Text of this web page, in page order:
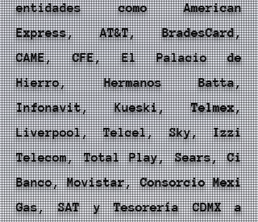
entidades como American
Express, AT&T, BradesCard,
CAME, CFE, El Palacio de
Hierro, Hermanos Batta,
Infonavit, Kueski, Telmex,
Liverpool, Telcel, Sky, Izzi
Telecom, Total Play, Sears, Ci
Banco, Movistar, Consorcio Mexi
Gas, SAT y Tesorería CDMX a